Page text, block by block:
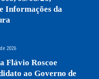
Informações da
2026
Flávio Roscoe
ao Governo de